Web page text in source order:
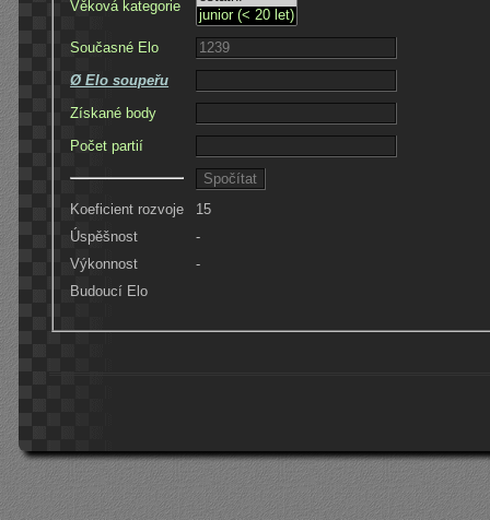
Věková kategorie
Současné Elo
Ø Elo soupeřu
Získané body
Počet partií
Koeficient rozvoje
15
Úspěšnost
-
Výkonnost
-
Budoucí Elo